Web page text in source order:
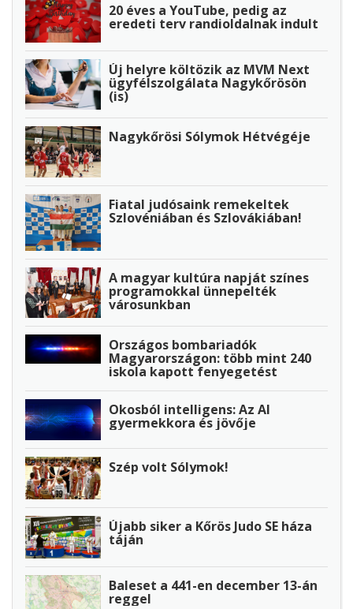
20 éves a YouTube, pedig az
eredeti terv randioldalnak indult
Új helyre költözik az MVM Next
ügyfélszolgálata Nagykőrösön
(is)
Nagykőrösi Sólymok Hétvégéje
Fiatal judósaink remekeltek
Szlovéniában és Szlovákiában!
A magyar kultúra napját színes
programokkal ünnepelték
városunkban
Országos bombariadók
Magyarországon: több mint 240
iskola kapott fenyegetést
Okosból intelligens: Az AI
gyermekkora és jövője
Szép volt Sólymok!
Újabb siker a Kőrös Judo SE háza
táján
Baleset a 441-en december 13-án
reggel